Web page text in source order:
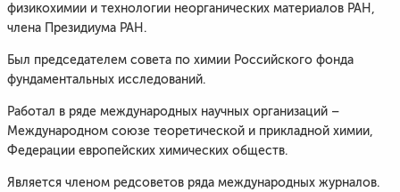
физикохимии и технологии неорганических материалов РАН,
члена Президиума РАН.
Был председателем совета по химии Российского фонда
фундаментальных исследований.
Работал в ряде международных научных организаций –
Международном союзе теоретической и прикладной химии,
Федерации европейских химических обществ.
Является членом редсоветов ряда международных журналов.